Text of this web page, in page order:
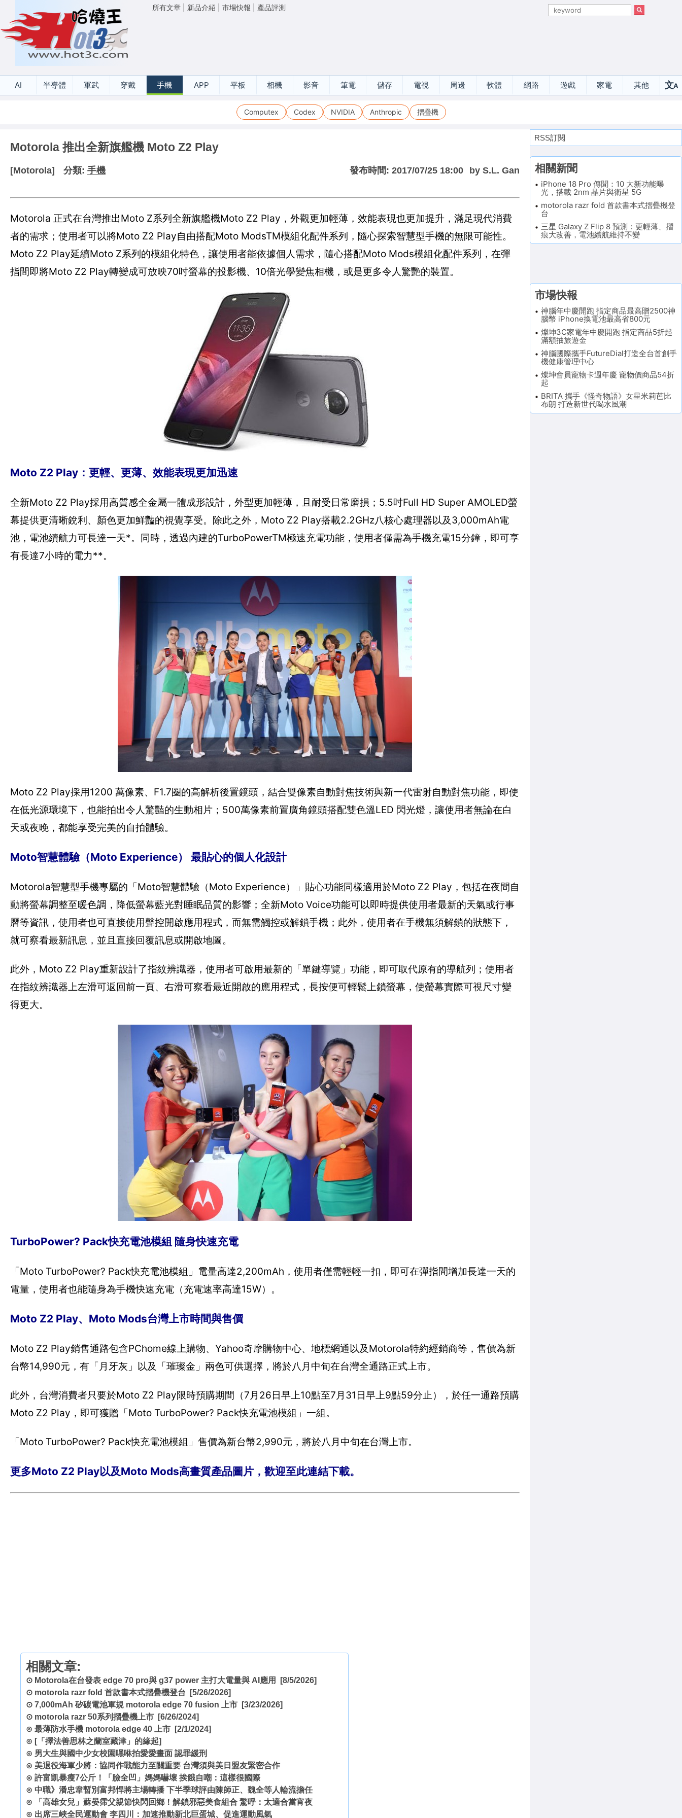
所有文章 新品介紹 市場快報 產品評測
AI 半導體 軍武 穿戴 手機 APP 平板 相機 影音 筆電 儲存 電視 周邊 軟體 網路 遊戲 家電 其他 文A
Computex Codex NVIDIA Anthropic 摺疊機
Motorola 推出全新旗艦機 Moto Z2 Play
[Motorola] 分類: 手機 發布時間: 2017/07/25 18:00 by S.L. Gan
Motorola 正式在台灣推出Moto Z系列全新旗艦機Moto Z2 Play，外觀更加輕薄，效能表現也更加提升，滿足現代消費
者的需求；使用者可以將Moto Z2 Play自由搭配Moto ModsTM模組化配件系列，隨心探索智慧型手機的無限可能性。
Moto Z2 Play延續Moto Z系列的模組化特色，讓使用者能依據個人需求，隨心搭配Moto Mods模組化配件系列，在彈
指間即將Moto Z2 Play轉變成可放映70吋螢幕的投影機、10倍光學變焦相機，或是更多令人驚艷的裝置。
Moto Z2 Play：更輕、更薄、效能表現更加迅速
全新Moto Z2 Play採用高質感全金屬一體成形設計，外型更加輕薄，且耐受日常磨損；5.5吋Full HD Super AMOLED螢
幕提供更清晰銳利、顏色更加鮮豔的視覺享受。除此之外，Moto Z2 Play搭載2.2GHz八核心處理器以及3,000mAh電
池，電池續航力可長達一天*。同時，透過內建的TurboPowerTM極速充電功能，使用者僅需為手機充電15分鐘，即可享
有長達7小時的電力**。
Moto Z2 Play採用1200 萬像素、F1.7圈的高解析後置鏡頭，結合雙像素自動對焦技術與新一代雷射自動對焦功能，即使
在低光源環境下，也能拍出令人驚豔的生動相片；500萬像素前置廣角鏡頭搭配雙色溫LED 閃光燈，讓使用者無論在白
天或夜晚，都能享受完美的自拍體驗。
Moto智慧體驗（Moto Experience） 最貼心的個人化設計
Motorola智慧型手機專屬的「Moto智慧體驗（Moto Experience）」貼心功能同樣適用於Moto Z2 Play，包括在夜間自
動將螢幕調整至暖色調，降低螢幕藍光對睡眠品質的影響；全新Moto Voice功能可以即時提供使用者最新的天氣或行事
曆等資訊，使用者也可直接使用聲控開啟應用程式，而無需觸控或解鎖手機；此外，使用者在手機無須解鎖的狀態下，
就可察看最新訊息，並且直接回覆訊息或開啟地圖。
此外，Moto Z2 Play重新設計了指紋辨識器，使用者可啟用最新的「單鍵導覽」功能，即可取代原有的導航列；使用者
在指紋辨識器上左滑可返回前一頁、右滑可察看最近開啟的應用程式，長按便可輕鬆上鎖螢幕，使螢幕實際可視尺寸變
得更大。
TurboPower? Pack快充電池模組 隨身快速充電
「Moto TurboPower? Pack快充電池模組」電量高達2,200mAh，使用者僅需輕輕一扣，即可在彈指間增加長達一天的
電量，使用者也能隨身為手機快速充電（充電速率高達15W）。
Moto Z2 Play、Moto Mods台灣上市時間與售價
Moto Z2 Play銷售通路包含PChome線上購物、Yahoo奇摩購物中心、地標網通以及Motorola特約經銷商等，售價為新
台幣14,990元，有「月牙灰」以及「璀璨金」兩色可供選擇，將於八月中旬在台灣全通路正式上市。
此外，台灣消費者只要於Moto Z2 Play限時預購期間（7月26日早上10點至7月31日早上9點59分止），於任一通路預購
Moto Z2 Play，即可獲贈「Moto TurboPower? Pack快充電池模組」一組。
「Moto TurboPower? Pack快充電池模組」售價為新台幣2,990元，將於八月中旬在台灣上市。
更多Moto Z2 Play以及Moto Mods高畫質產品圖片，歡迎至此連結下載。
相關文章:
⊙ Motorola在台發表 edge 70 pro與 g37 power 主打大電量與 AI應用
[8/5/2026]
⊙ motorola razr fold 首款書本式摺疊機登台 [5/26/2026]
⊙ 7,000mAh 矽碳電池軍規 motorola edge 70 fusion 上市 [3/23/2026]
⊙ motorola razr 50系列摺疊機上市 [6/26/2024]
⊙ 最薄防水手機 motorola edge 40 上市 [2/1/2024]
⊙ [「擇法善思林之蘭室藏津」的緣起]
⊙ 男大生與國中少女校園嘿咻拍愛愛畫面 認罪緩刑
⊙ 美退役海軍少將：協同作戰能力至關重要 台灣須與美日盟友緊密合作
⊙ 許富凱暴瘦7公斤！「臉全凹」媽媽嚇壞 挨餓自嘲：這樣很國際
⊙ 中職》潘忠韋暫別富邦悍將主場轉播 下半季球評由陳師正、魏全等人輪流擔任
⊙
「高雄女兒」蘇晏霈父親節快閃回鄉！解鎖邪惡美食組合 驚呼：太適合當宵夜
⊙ 出席三峽全民運動會 李四川：加速推動新北巨蛋城、促進運動風氣
RSS訂閱
相關新聞
iPhone 18 Pro 傳聞：10 大新功能曝
光，搭載 2nm 晶片與衛星 5G
motorola razr fold 首款書本式摺疊機登
台
三星 Galaxy Z Flip 8 預測：更輕薄、摺
痕大改善，電池續航維持不變
市場快報
神腦年中慶開跑 指定商品最高贈2500神
腦幣 iPhone換電池最高省800元
燦坤3C家電年中慶開跑 指定商品5折起
滿額抽旅遊金
神腦國際攜手FutureDial打造全台首創手
機健康管理中心
燦坤會員寵物卡週年慶 寵物價商品54折
起
BRITA 攜手《怪奇物語》女星米莉芭比
布朗 打造新世代喝水風潮